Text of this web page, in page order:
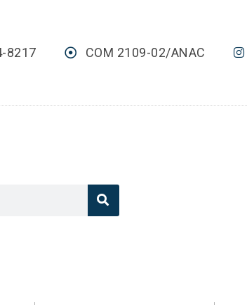
8217 COM 2109-02/ANAC